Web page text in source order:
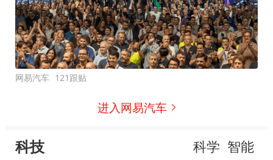
网易汽车 121跟贴
进入网易汽车
科技 科学 智能